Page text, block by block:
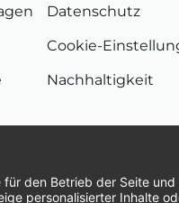
Datenschutz
Cookie-
Nachhaltigkeit